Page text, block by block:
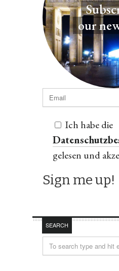
our
Ich habe die
gelesen und
SEARCH